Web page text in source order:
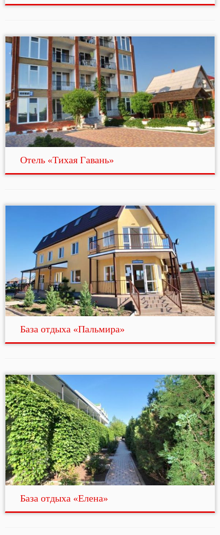
Отель «Тихая Гавань»
База отдыха «Пальмира»
База отдыха «Елена»